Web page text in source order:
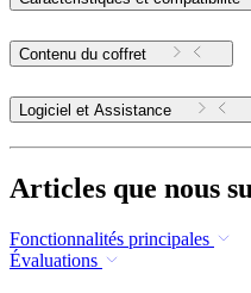
Contenu du coffret
Logiciel et Assistance
Articles que nous
Fonctionnalités principales
Évaluations